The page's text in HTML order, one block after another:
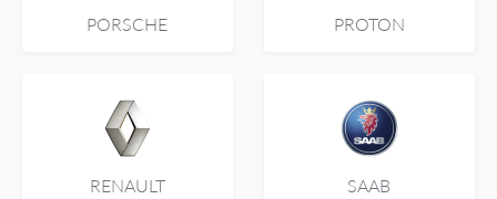
PORSCHE PROTON
RENAULT SAAB